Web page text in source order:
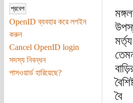
OpenID ব্যবহার করে লগইন
করুন
Cancel OpenID login
সদস্য নিবন্ধন
পাসওয়ার্ড হারিয়েছে?
বৈ